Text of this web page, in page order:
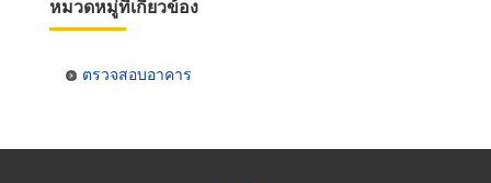
หมวดหมู่ที่เกี่ยวข้อง
ตรวจสอบอาคาร